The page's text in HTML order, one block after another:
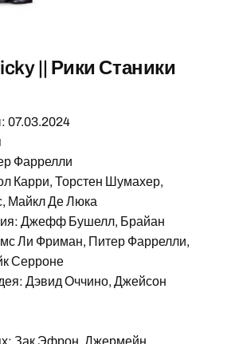
|| Рики Станики
07.03.2024
Фаррелли
Карри, Торстен Шумахер,
Майкл Де Люка
Джефф Бушелл, Брайан
Ли Фриман, Питер Фаррелли,
Серроне
Дэвид Оччино, Джейсон
Зак Эфрон, Джермейн